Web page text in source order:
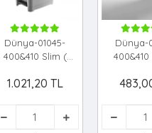
Dünya-01045-
400&410 Slim (
) ( 60lt ) ( Pedallı )
)*4=k
1.021,20 TL
Dünya-
) ( 25lt ) (
)*8=k